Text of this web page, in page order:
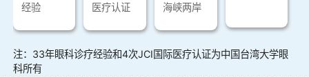
经验
医疗认证
海峡两岸
注：33年眼科诊疗经验和4次JCI国际医疗认证为中国台湾大学眼
科所有